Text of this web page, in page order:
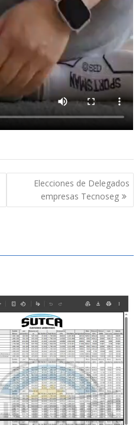
Elecciones de Delegados
empresas Tecnoseg